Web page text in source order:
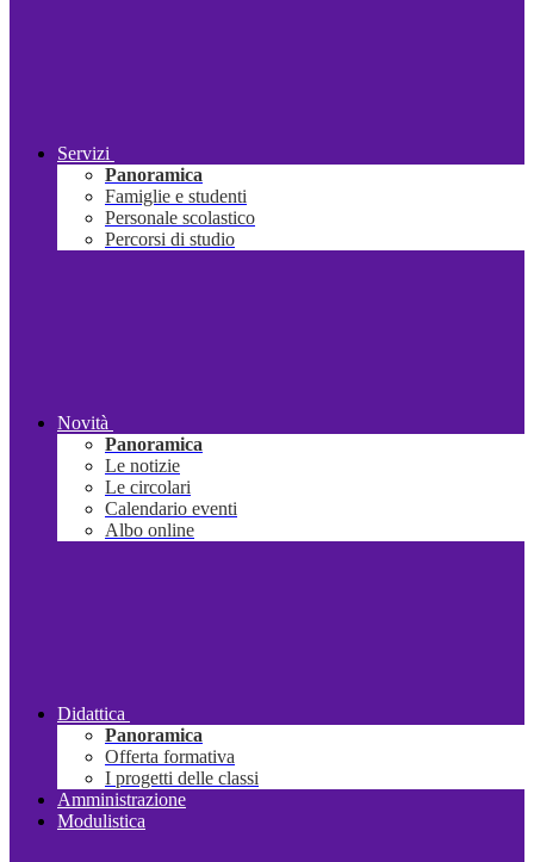
Servizi
Panoramica
Famiglie e studenti
Personale scolastico
Percorsi di studio
Novità
Panoramica
Le notizie
Le circolari
Calendario eventi
Albo online
Didattica
Panoramica
Offerta formativa
I progetti delle classi
Amministrazione
Modulistica